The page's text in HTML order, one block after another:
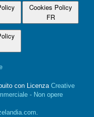
Cookies Policy
FR
con Licenza Creative
- Non opere
.